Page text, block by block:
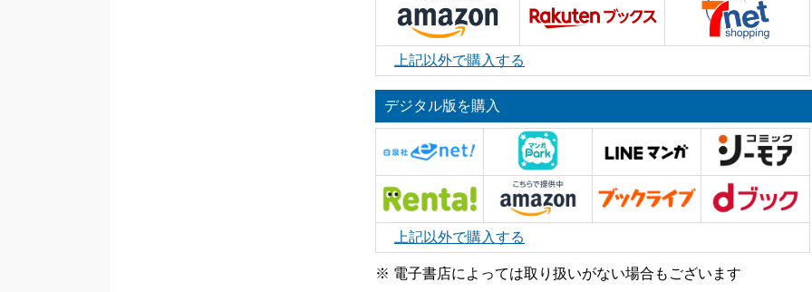
上記以外で購入する
デジタル版を購入
上記以外で購入する
※ 電子書店によっては取り扱いがない場合もございます